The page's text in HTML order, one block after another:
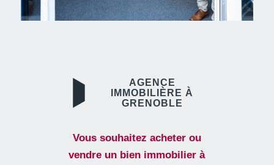
AGENCE
IMMOBILIÈRE À
GRENOBLE
Vous souhaitez acheter ou
vendre un bien immobilier à